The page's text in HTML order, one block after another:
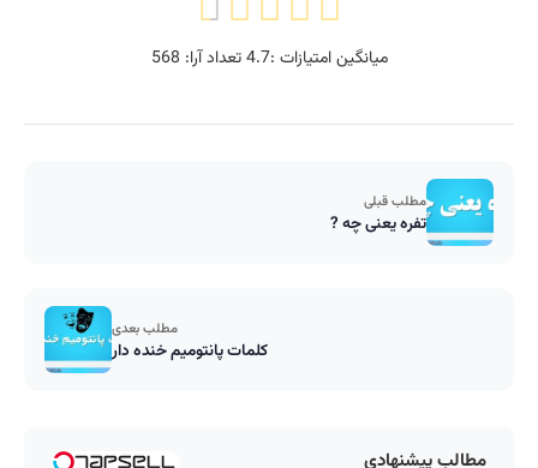
میانگین امتیازات :4.7تعداد آرا: 568
مطلب قبلی
تفره یعنی چه ?
مطلب بعدی
کلمات پانتومیم خنده دار
مطالب پیشنهادی